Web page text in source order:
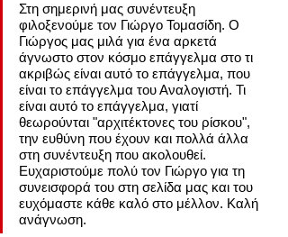
Στη σημερινή μας συνέντευξη
φιλοξενούμε τον Γιώργο Τομασίδη. Ο
Γιώργος μας μιλά για ένα αρκετά
άγνωστο στον κόσμο επάγγελμα στο τι
ακριβώς είναι αυτό το επάγγελμα, που
είναι το επάγγελμα του Αναλογιστή. Τι
είναι αυτό το επάγγελμα, γιατί
θεωρούνται "αρχιτέκτονες του ρίσκου",
την ευθύνη που έχουν και πολλά άλλα
στη συνέντευξη που ακολουθεί.
Ευχαριστούμε πολύ τον Γιώργο για τη
συνεισφορά του στη σελίδα μας και του
ευχόμαστε κάθε καλό στο μέλλον. Καλή
ανάγνωση.